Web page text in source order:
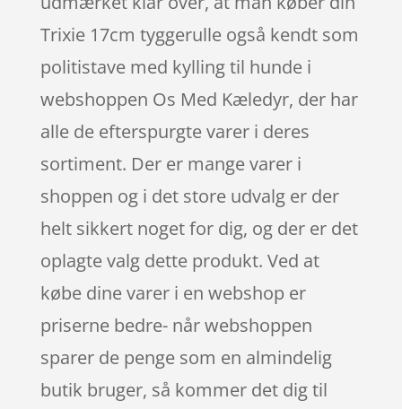
Trixie 17cm tyggerulle også kendt som
politistave med kylling til hunde i
webshoppen Os Med Kæledyr, der har
alle de efterspurgte varer i deres
sortiment. Der er mange varer i
shoppen og i det store udvalg er der
helt sikkert noget for dig, og der er det
oplagte valg dette produkt. Ved at
købe dine varer i en webshop er
priserne bedre- når webshoppen
sparer de penge som en almindelig
butik bruger, så kommer det dig til